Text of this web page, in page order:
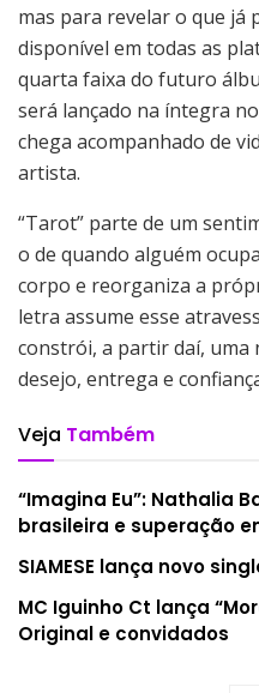
mas para revelar o que já
disponível em todas as
quarta faixa do futuro
será lançado na íntegra
chega acompanhado de
artista.
“Tarot” parte de um
o de quando alguém
corpo e reorganiza a
letra assume esse
constrói, a partir daí,
desejo, entrega e
Veja Também
“Imagina Eu”: Nathalia
brasileira e superação
SIAMESE lança novo
MC Iguinho Ct lança
Original e convidados